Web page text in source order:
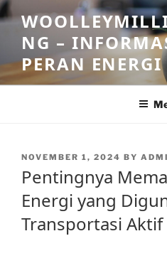
Skip
to
contentNG –
PERAN
POSTED
NOVEMBER 1, 2024 BY
Pentingnya
Energi yang
Transportasi Aktif